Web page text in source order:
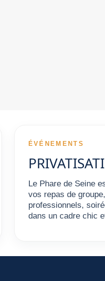
ÉVÉNEMENTS
Le Phare de Seine
vos repas de
professionnels,
dans un cadre chic